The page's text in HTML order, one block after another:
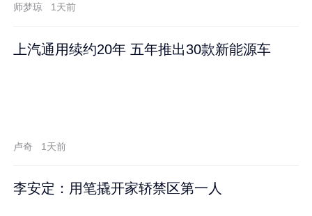
师梦琼 1天前
上汽通用续约20年 五年推出30款新能源车
卢奇 1天前
李安定：用笔撬开家轿禁区第一人